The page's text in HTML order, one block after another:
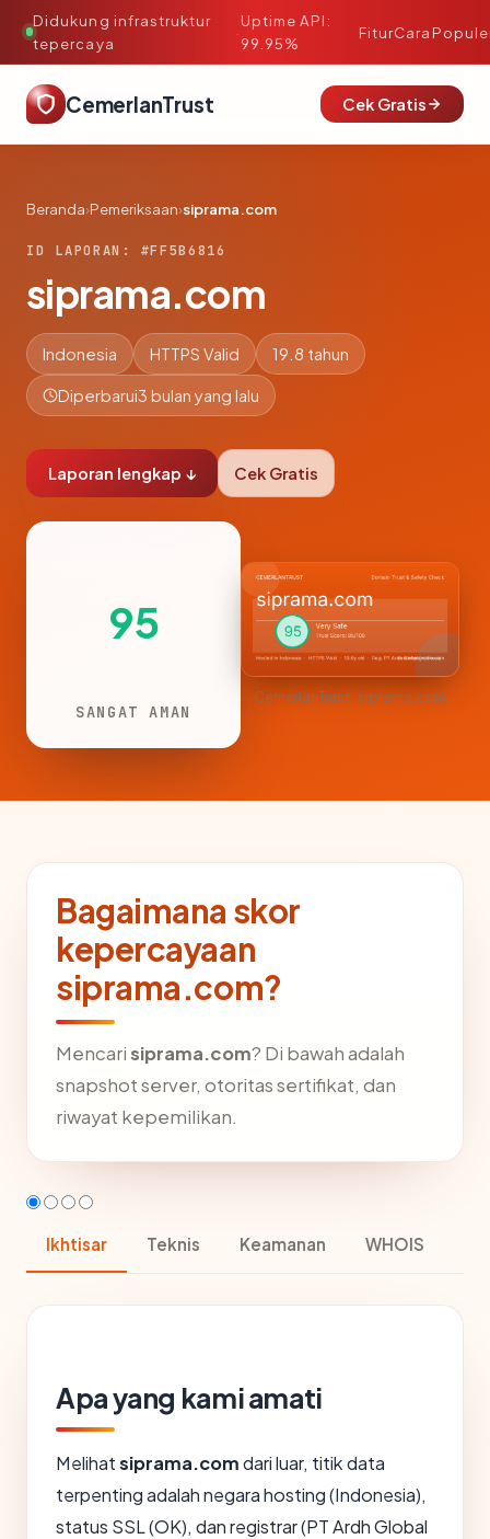
Didukung infrastruktur
tepercaya
·
Uptime API:
99.95%
FiturCara
CemerlanTrust Cek Gratis
Beranda›Pemeriksaan›siprama.com
ID LAPORAN: #FF5B6816
siprama.com
Indonesia HTTPS Valid 19.8 tahun
Diperbarui3 bulan yang lalu
Laporan lengkap ↓ Cek Gratis
95
SANGAT AMAN
CemerlanTrust · siprama.com
Bagaimana skor
kepercayaan
siprama.com?
Mencarisiprama.com? Di bawah adalah
snapshot server, otoritas sertifikat, dan
riwayat kepemilikan.
Ikhtisar Teknis Keamanan WHOIS
Apa yang kami amati
Melihatsiprama.comdari luar, titik data
terpenting adalah negara hosting (Indonesia),
status SSL (OK), dan registrar (PT Ardh Global